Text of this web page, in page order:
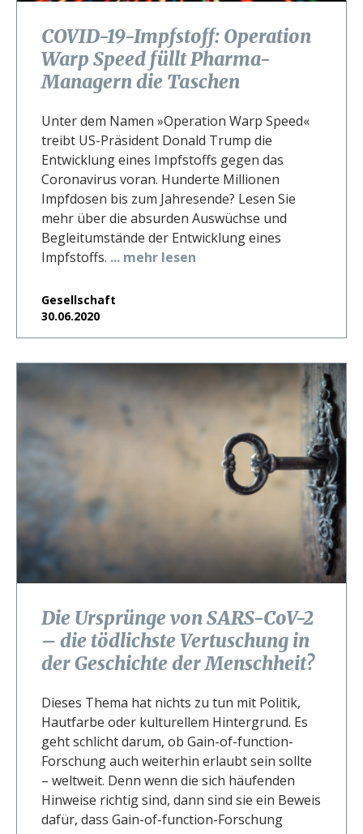
COVID-19-Impfstoff: Operation
Warp Speed füllt Pharma-
Managern die Taschen
Unter dem Namen »Operation Warp Speed«
treibt US-Präsident Donald Trump die
Entwicklung eines Impfstoffs gegen das
Coronavirus voran. Hunderte Millionen
Impfdosen bis zum Jahresende? Lesen Sie
mehr über die absurden Auswüchse und
Begleitumstände der Entwicklung eines
Impfstoffs. ... mehr lesen
Gesellschaft
30.06.2020
Die Ursprünge von SARS-CoV-2
– die tödlichste Vertuschung in
der Geschichte der Menschheit?
Dieses Thema hat nichts zu tun mit Politik,
Hautfarbe oder kulturellem Hintergrund. Es
geht schlicht darum, ob Gain-of-function-
Forschung auch weiterhin erlaubt sein sollte
– weltweit. Denn wenn die sich häufenden
Hinweise richtig sind, dann sind sie ein Beweis
dafür, dass Gain-of-function-Forschung